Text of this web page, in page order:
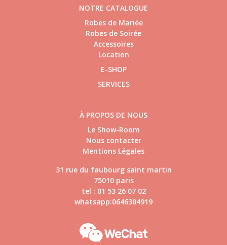
NOTRE CATALOGUE
Robes de Mariée
Robes de Soirée
Accessoires
Location
E-SHOP
SERVICES
À PROPOS DE NOUS
Le Show-Room
Nous contacter
Mentions Légales
31 rue du faubourg saint martin
75010 paris
tel : 01 53 26 07 02
whatsapp:0646304919